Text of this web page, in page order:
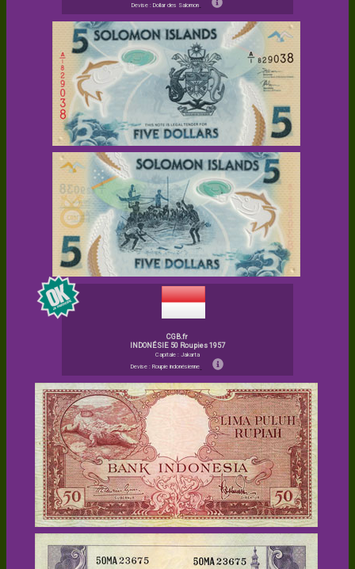
Devise : Dollar des Salomon
CGB.fr
INDONÉSIE 50 Roupies 1957
Capitale : Jakarta
Devise : Roupie indonésienne